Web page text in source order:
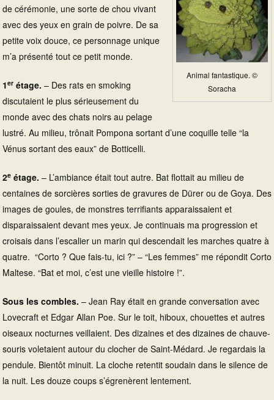
Animal fantastique. ©
Soracha
de cérémonie, une sorte de chou vivant
avec des yeux en grain de poivre. De sa
petite voix douce, ce personnage unique
m’a présenté tout ce petit monde.
1er étage. – Des rats en smoking
discutaient le plus sérieusement du
monde avec des chats noirs au pelage
lustré. Au milieu, trônait Pompona sortant d’une coquille telle “la
Vénus sortant des eaux” de Botticelli.
2e étage. – L’ambiance était tout autre. Bat flottait au milieu de
centaines de sorcières sorties de gravures de Dürer ou de Goya. Des
images de goules, de monstres terrifiants apparaissaient et
disparaissaient devant mes yeux. Je continuais ma progression et
croisais dans l’escalier un marin qui descendait les marches quatre à
quatre. “Corto ? Que fais-tu, ici ?” – “Les femmes” me répondit Corto
Maltese. “Bat et moi, c’est une vieille histoire !”.
Sous les combles. – Jean Ray était en grande conversation avec
Lovecraft et Edgar Allan Poe. Sur le toit, hiboux, chouettes et autres
oiseaux nocturnes veillaient. Des dizaines et des dizaines de chauve-
souris voletaient autour du clocher de Saint-Médard. Je regardais la
pendule. Bientôt minuit. La cloche retentit soudain dans le silence de
la nuit. Les douze coups s’égrenèrent lentement.